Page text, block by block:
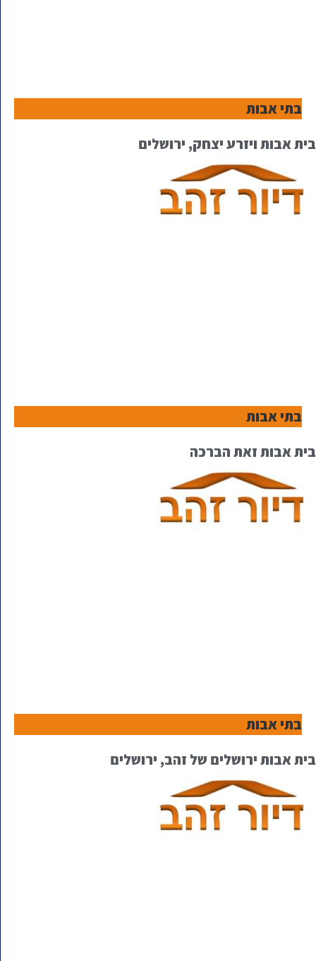
בתי אבות
בית אבות ויזרע יצחק, ירושלים
בתי אבות
בית אבות זאת הברכה
בתי אבות
בית אבות ירושלים של זהב, ירושלים